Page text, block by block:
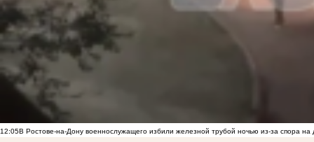
12:05В Ростове-на-Дону военнослужащего избили железной трубой ночью из-за спора на